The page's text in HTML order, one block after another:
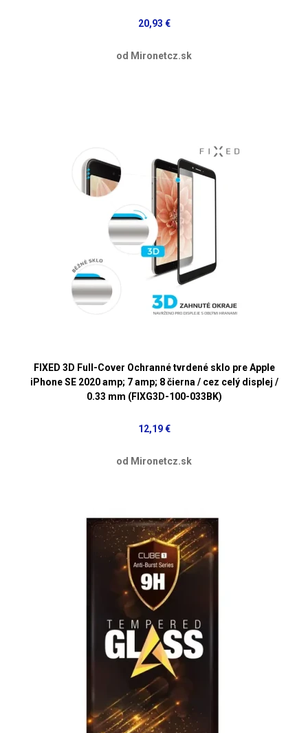
20,93 €
od Mironetcz.sk
FIXED 3D Full-Cover Ochranné tvrdené sklo pre Apple
iPhone SE 2020 amp; 7 amp; 8 čierna / cez celý displej /
0.33 mm (FIXG3D-100-033BK)
12,19 €
od Mironetcz.sk